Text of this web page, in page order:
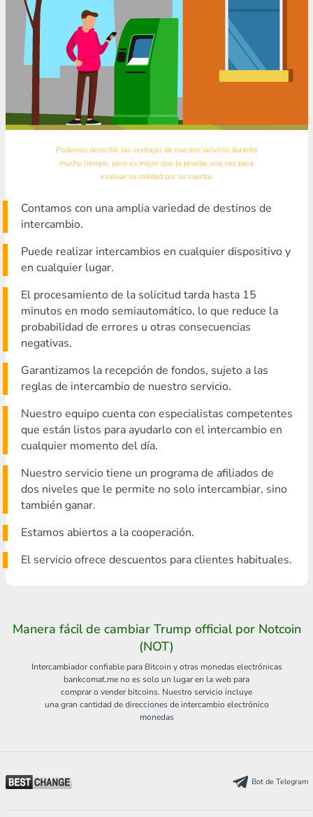
Podemos describir las ventajas de nuestro servicio durante
mucho tiempo, pero es mejor que lo pruebe una vez para
evaluar su calidad por su cuenta.
Contamos con una amplia variedad de destinos de
intercambio.
Puede realizar intercambios en cualquier dispositivo y
en cualquier lugar.
El procesamiento de la solicitud tarda hasta 15
minutos en modo semiautomático, lo que reduce la
probabilidad de errores u otras consecuencias
negativas.
Garantizamos la recepción de fondos, sujeto a las
reglas de intercambio de nuestro servicio.
Nuestro equipo cuenta con especialistas competentes
que están listos para ayudarlo con el intercambio en
cualquier momento del día.
Nuestro servicio tiene un programa de afiliados de
dos niveles que le permite no solo intercambiar, sino
también ganar.
Estamos abiertos a la cooperación.
El servicio ofrece descuentos para clientes habituales.
Manera fácil de cambiar Trump official por Notcoin
(NOT)
Intercambiador confiable para Bitcoin y otras monedas electrónicas
bankcomat.me no es solo un lugar en la web para
comprar o vender bitcoins. Nuestro servicio incluye
una gran cantidad de direcciones de intercambio electrónico
monedas
Bot de Telegram